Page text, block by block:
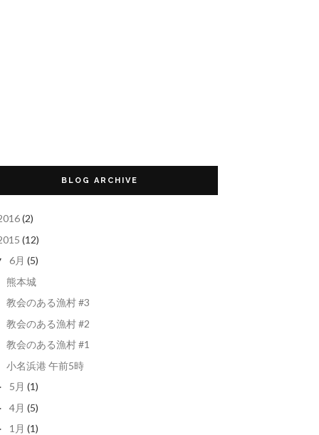
BLOG ARCHIVE
(2)
(12)
6月 (5)
熊本城
教会のある漁村 #3
教会のある漁村 #2
教会のある漁村 #1
小名浜港 午前5時
5月 (1)
4月 (5)
1月 (1)